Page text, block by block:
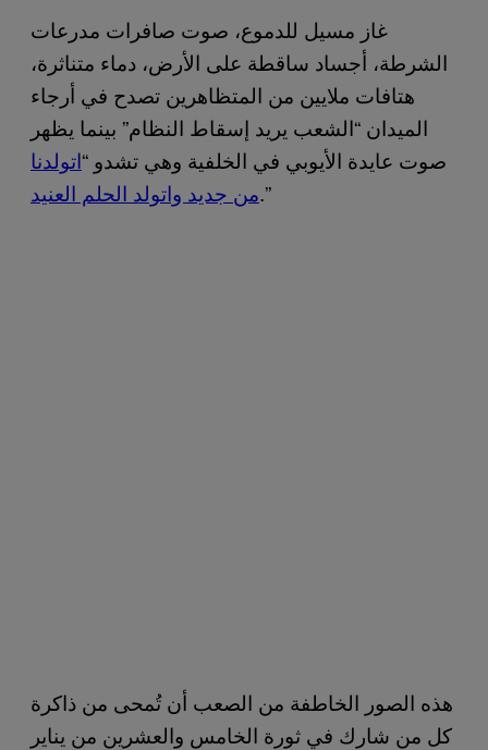
غاز مسيل للدموع، صوت صافرات مدرعات
الشرطة، أجساد ساقطة على الأرض، دماء متناثرة،
هتافات ملايين من المتظاهرين تصدح في أرجاء
الميدان “الشعب يريد إسقاط النظام” بينما يظهر
صوت عايدة الأيوبي في الخلفية وهي تشدو “اتولدنا
من جديد واتولد الحلم العنيد.”
هذه الصور الخاطفة من الصعب أن تُمحى من ذاكرة
كل من شارك في ثورة الخامس والعشرين من يناير